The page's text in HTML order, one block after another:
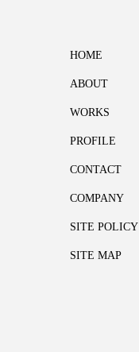
HOME
ABOUT
WORKS
PROFILE
CONTACT
COMPANY
SITE POLICY
SITE MAP